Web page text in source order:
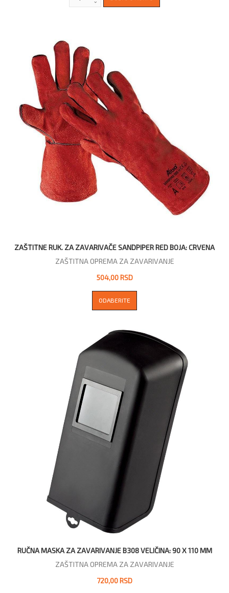
ZAŠTITNE RUK. ZA ZAVARIVAČE SANDPIPER RED BOJA: CRVENA
ZAŠTITNA OPREMA ZA ZAVARIVANJE
504,00 RSD
ODABERITE
RUČNA MASKA ZA ZAVARIVANJE B308 VELIČINA: 90 X 110 MM
ZAŠTITNA OPREMA ZA ZAVARIVANJE
720,00 RSD